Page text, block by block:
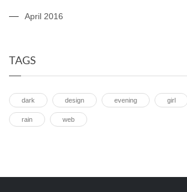
April 2016
TAGS
dark design evening girl
rain web